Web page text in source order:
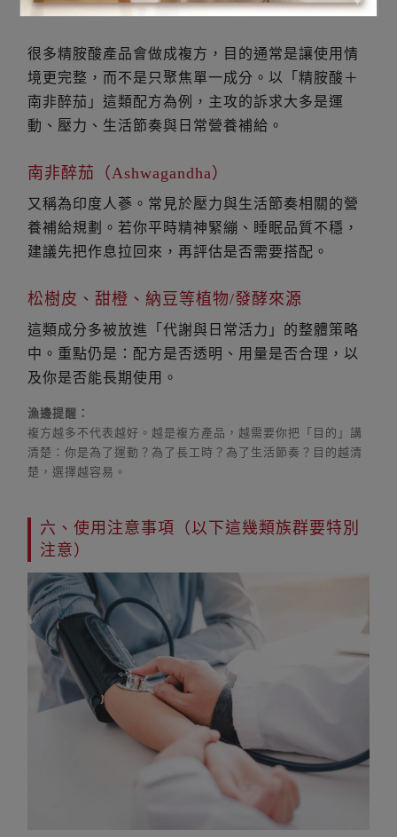
很多精胺酸產品會做成複方，目的通常是讓使用情
境更完整，而不是只聚焦單一成分。以「精胺酸＋
南非醉茄」這類配方為例，主攻的訴求大多是運
動、壓力、生活節奏與日常營養補給。
南非醉茄（Ashwagandha）
又稱為印度人蔘。常見於壓力與生活節奏相關的營
養補給規劃。若你平時精神緊繃、睡眠品質不穩，
建議先把作息拉回來，再評估是否需要搭配。
松樹皮、甜橙、納豆等植物/發酵來源
這類成分多被放進「代謝與日常活力」的整體策略
中。重點仍是：配方是否透明、用量是否合理，以
及你是否能長期使用。
漁邊提醒：
複方越多不代表越好。越是複方產品，越需要你把「目的」講
清楚：你是為了運動？為了長工時？為了生活節奏？目的越清
楚，選擇越容易。
六、使用注意事項（以下這幾類族群要特別
注意）